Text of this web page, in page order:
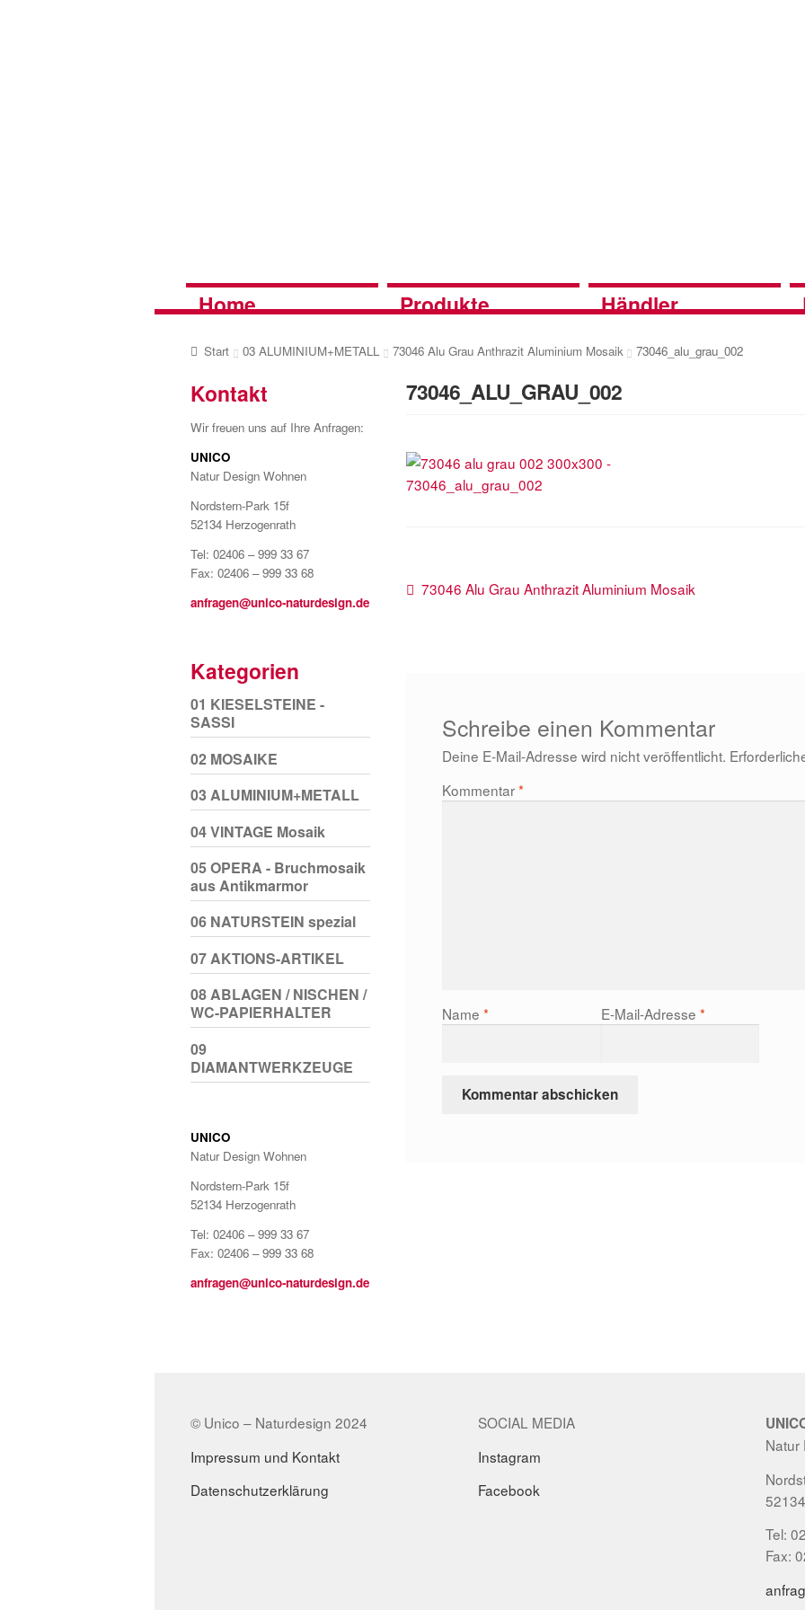
Home Produkte Händler
Start 03 ALUMINIUM+METALL 73046 Alu Grau Anthrazit Aluminium Mosaik 73046_alu_grau_002
73046_ALU_GRAU_002
Beitragsnavigation
Vorheriger
73046 Alu Grau Anthrazit Aluminium Mosaik
Schreibe einen Kommentar
Deine E-Mail-Adresse wird nicht veröffentlicht.
Kommentar*
Name* E-Mail-Adresse *
Kontakt
Wir freuen uns auf Ihre Anfragen:
UNICO
Natur Design Wohnen
Nordstern-Park 15f
52134 Herzogenrath
Tel: 02406 – 999 33 67
Fax: 02406 – 999 33 68
anfragen@unico-naturdesign.de
Kategorien
01 KIESELSTEINE -
SASSI
02 MOSAIKE
03 ALUMINIUM+METALL
04 VINTAGE Mosaik
05 OPERA - Bruchmosaik
aus Antikmarmor
06 NATURSTEIN spezial
07 AKTIONS-ARTIKEL
08 ABLAGEN / NISCHEN /
WC-PAPIERHALTER
09
DIAMANTWERKZEUGE
UNICO
Natur Design Wohnen
Nordstern-Park 15f
52134 Herzogenrath
Tel: 02406 – 999 33 67
Fax: 02406 – 999 33 68
anfragen@unico-naturdesign.de
© Unico – Naturdesign 2024
Impressum und Kontakt
Datenschutzerklärung
SOCIAL MEDIA
Instagram
Facebook
Natur
Tel:
Fax: